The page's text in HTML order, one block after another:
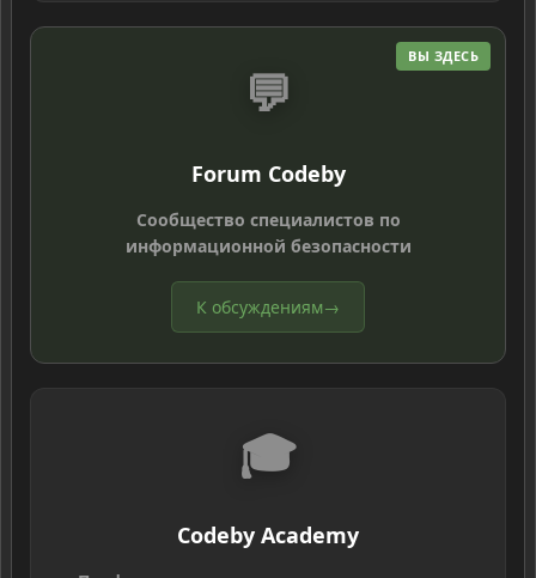
ВЫ ЗДЕСЬ
💬
Forum Codeby
Сообщество специалистов по
информационной безопасности
К обсуждениям→
🎓
Codeby Academy